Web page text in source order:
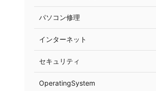
パソコン修理
インターネット
セキュリティ
OperatingSystem